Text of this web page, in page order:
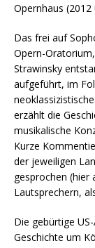
Opernhaus
Das frei auf
Opern-
Strawinsky
aufgeführt, im
erzählt die
musikalische
Kurze
der jeweiligen
gesprochen (hier
Lautsprechern,
Die gebürtige
Geschichte um